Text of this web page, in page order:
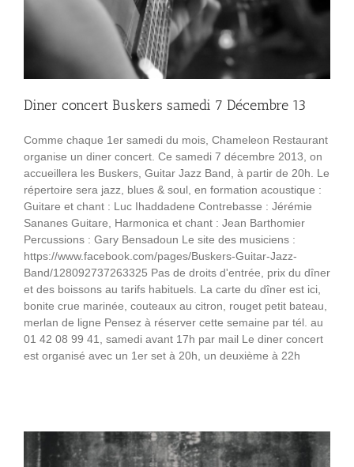
Diner concert Buskers samedi 7 Décembre 13
Comme chaque 1er samedi du mois, Chameleon Restaurant
organise un diner concert. Ce samedi 7 décembre 2013, on
accueillera les Buskers, Guitar Jazz Band, à partir de 20h. Le
répertoire sera jazz, blues & soul, en formation acoustique :
Guitare et chant : Luc Ihaddadene Contrebasse : Jérémie
Sananes Guitare, Harmonica et chant : Jean Barthomier
Percussions : Gary Bensadoun Le site des musiciens :
https://www.facebook.com/pages/Buskers-Guitar-Jazz-
Band/128092737263325 Pas de droits d'entrée, prix du dîner
et des boissons au tarifs habituels. La carte du dîner est ici,
bonite crue marinée, couteaux au citron, rouget petit bateau,
merlan de ligne Pensez à réserver cette semaine par tél. au
01 42 08 99 41, samedi avant 17h par mail Le diner concert
est organisé avec un 1er set à 20h, un deuxième à 22h